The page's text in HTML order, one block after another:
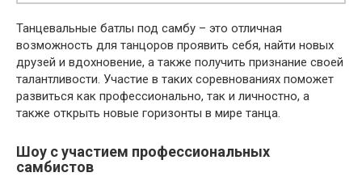
Танцевальные батлы под самбу – это отличная
возможность для танцоров проявить себя, найти новых
друзей и вдохновение, а также получить признание своей
талантливости. Участие в таких соревнованиях поможет
развиться как профессионально, так и личностно, а
также открыть новые горизонты в мире танца.
Шоу с участием профессиональных
самбистов